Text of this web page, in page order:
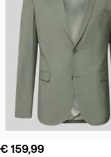
€ 159,99